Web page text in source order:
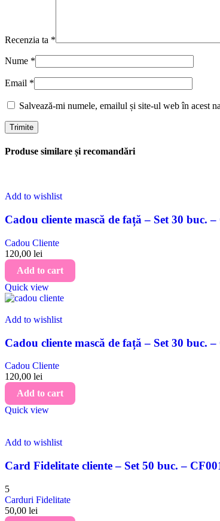
Recenzia ta *
Nume *
Email *
Salvează-mi numele, emailul și site-ul web în acest
Produse similare și recomandări
Add to wishlist
Cadou cliente mască de față – Set 30 buc. –
Cadou Cliente
120,00 lei
Add to cart
Quick view
Add to wishlist
Cadou cliente mască de față – Set 30 buc. –
Cadou Cliente
120,00 lei
Add to cart
Quick view
Add to wishlist
Card Fidelitate cliente – Set 50 buc. –
5
Carduri Fidelitate
50,00 lei